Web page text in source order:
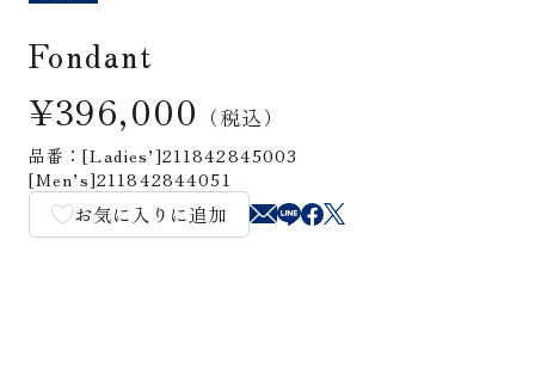
Fondant
¥396,000 （税込）
品番：[Ladies’]211842845003
[Men’s]211842844051
お気に入りに追加